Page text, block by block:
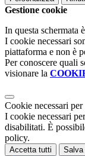
Gestione cookie
In questa schermata
I cookie necessari
piattaforma e non è
Per conoscere quali
visionare la
Cookie necessari
I cookie necessari
disabilitati. È
policy.
Accetta tutti Salva